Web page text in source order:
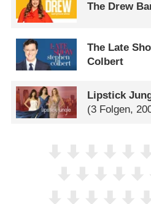
The Drew
The Late
Colbert
Lipstick
(3 Folgen,